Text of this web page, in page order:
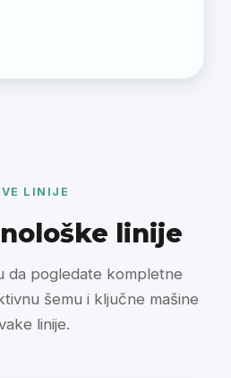
LINIJE
linije
da pogledate kompletne
šemu i ključne mašine
linije.